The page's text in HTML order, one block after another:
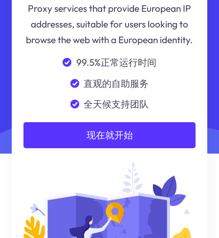
Proxy services that provide European IP
addresses, suitable for users looking to
browse the web with a European identity.
99.5%正常运行时间
直观的自助服务
全天候支持团队
现在就开始